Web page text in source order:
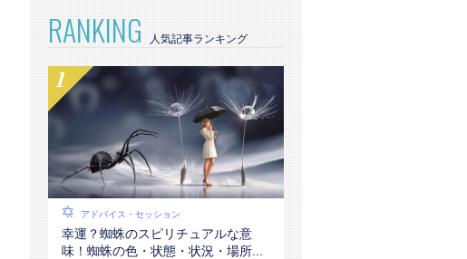
RANKING
アドバイス・セッション
幸運？蜘蛛のスピリチュアルな意
味！蜘蛛の色・状態・状況・場所...